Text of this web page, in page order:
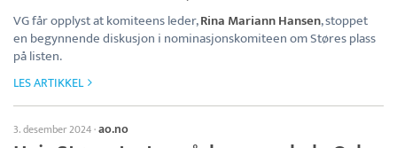
VG får opplyst at komiteens leder,Rina Mariann Hansen, stoppet
en begynnende diskusjon i nominasjonskomiteen om Støres plass
på listen.
LES ARTIKKEL
3. desember 2024·ao.no